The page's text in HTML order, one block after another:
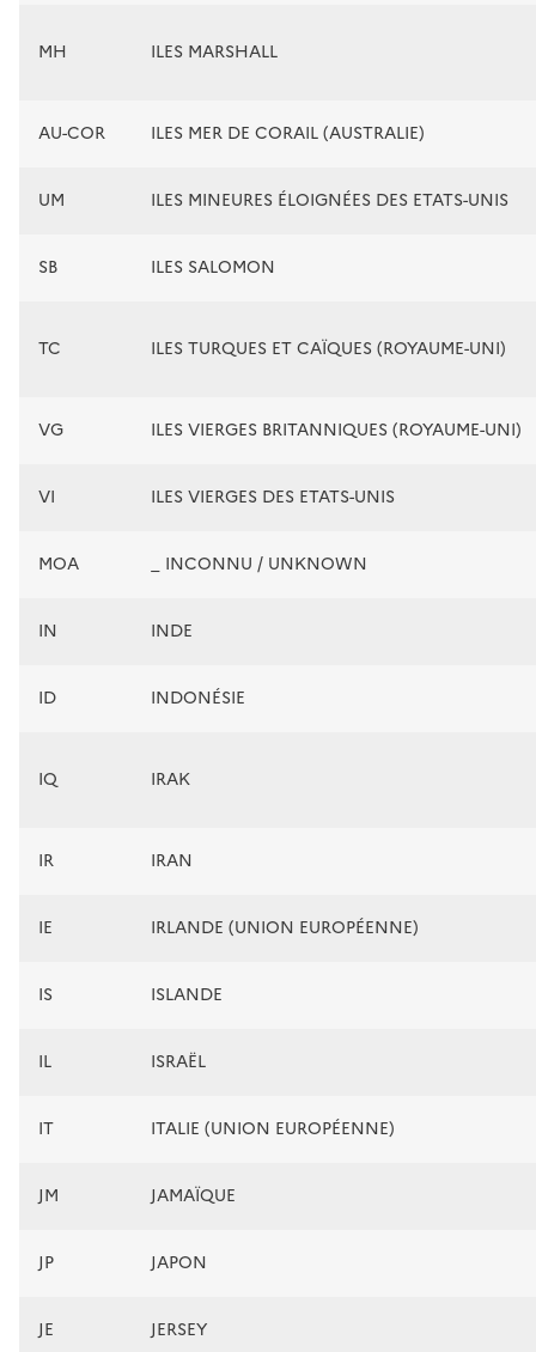
MH ILES MARSHALL
AU-COR ILES MER DE CORAIL (AUSTRALIE)
UM ILES MINEURES ÉLOIGNÉES DES ETATS-UNIS
SB ILES SALOMON
TC ILES TURQUES ET CAÏQUES (ROYAUME-UNI)
VG ILES VIERGES BRITANNIQUES (ROYAUME-UNI)
VI ILES VIERGES DES ETATS-UNIS
MOA _ INCONNU / UNKNOWN
IN INDE
ID INDONÉSIE
IQ IRAK
IR IRAN
IE IRLANDE (UNION EUROPÉENNE)
IS ISLANDE
IL ISRAËL
IT ITALIE (UNION EUROPÉENNE)
JM JAMAÏQUE
JP JAPON
JE JERSEY